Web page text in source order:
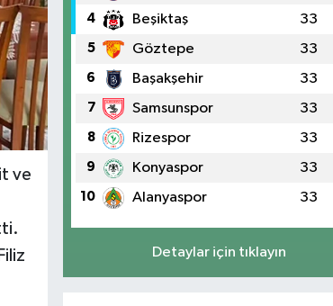
ve
4 Beşiktaş 33
5 Göztepe 33
6 Başakşehir 33
7 Samsunspor 33
8 Rizespor 33
9 Konyaspor 33
10 Alanyaspor 33
Detaylar için tıklayın